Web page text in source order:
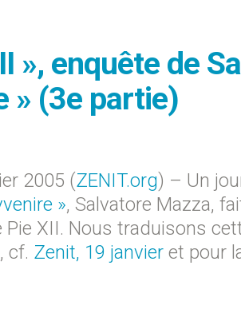
», enquête de
» (3e partie)
2005 (ZENIT.org) – Un
», Salvatore Mazza,
Pie XII. Nous traduisons
cf. Zenit, 19 janvier et pour